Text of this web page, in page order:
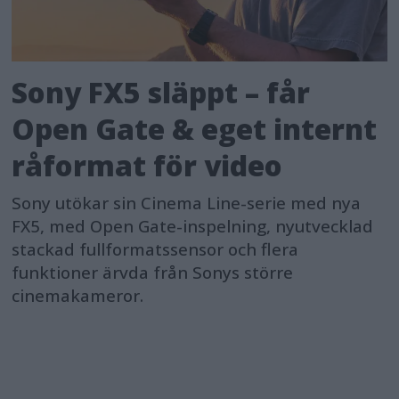
Sony FX5 släppt – får
Open Gate & eget internt
råformat för video
Sony utökar sin Cinema Line-serie med nya
FX5, med Open Gate-inspelning, nyutvecklad
stackad fullformatssensor och flera
funktioner ärvda från Sonys större
cinemakameror.